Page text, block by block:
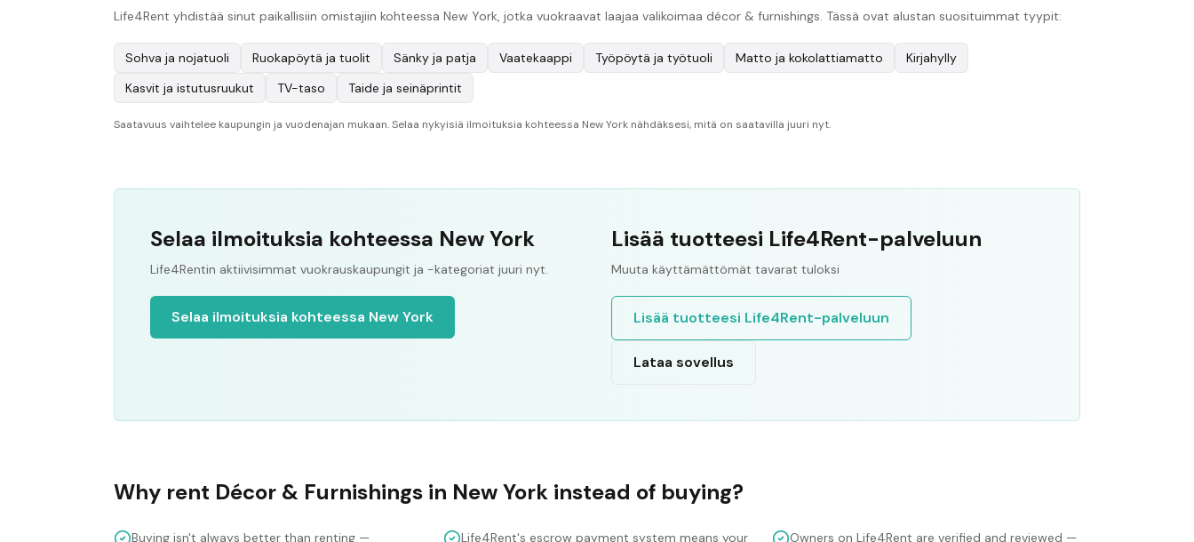
Life4Rent yhdistää sinut paikallisiin omistajiin kohteessa New York, jotka vuokraavat laajaa valikoimaa décor & furnishings. Tässä ovat alustan suosituimmat tyypit:
Sohva ja nojatuoli Ruokapöytä ja tuolit Sänky ja patja Vaatekaappi Työpöytä ja työtuoli Matto ja kokolattiamatto
Kirjahylly
Kasvit ja istutusruukut
TV-taso Taide ja seinäprintit
Saatavuus vaihtelee kaupungin ja vuodenajan mukaan. Selaa nykyisiä ilmoituksia kohteessa New York nähdäksesi, mitä on saatavilla juuri nyt.
Selaa ilmoituksia kohteessa New York
Life4Rentin aktiivisimmat vuokrauskaupungit ja -kategoriat juuri nyt.
Selaa ilmoituksia kohteessa New York
Lisää tuotteesi Life4Rent-palveluun
Muuta käyttämättömät tavarat tuloksi
Lisää tuotteesi Life4Rent-palveluun
Lataa sovellus
Why rent Décor & Furnishings in New York instead of buying?
Buying isn't always better than renting —
Life4Rent's escrow payment system means your
Owners on Life4Rent are verified and reviewed —